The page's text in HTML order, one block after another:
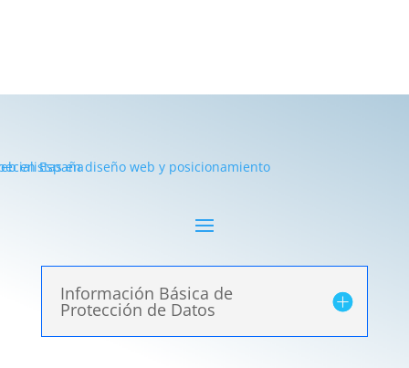
Información Básica de
Protección de Datos